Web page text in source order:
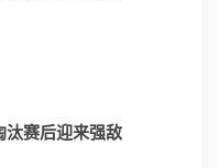
汰赛后迎来强敌